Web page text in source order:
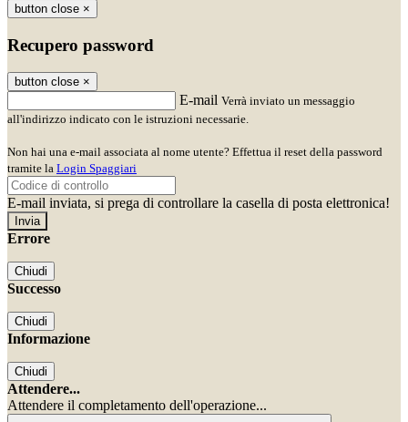
button close ×
Recupero password
button close ×
E-mail Verrà inviato un messaggio
all'indirizzo indicato con le istruzioni necessarie.
Non hai una e-mail associata al nome utente? Effettua il reset della password
tramite la Login Spaggiari
E-mail inviata, si prega di controllare la casella di posta elettronica!
Errore
Chiudi
Successo
Chiudi
Informazione
Chiudi
Attendere...
Attendere il completamento dell'operazione...